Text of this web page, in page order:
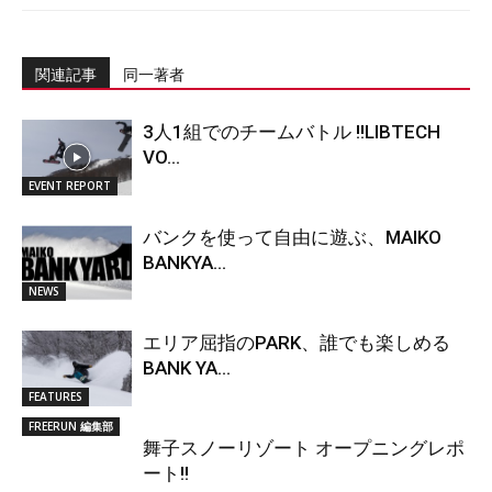
関連記事 同一著者
EVENT REPORT
3人1組でのチームバトル !!LIBTECH
VO...
NEWS
バンクを使って自由に遊ぶ、MAIKO
BANKYA...
FEATURES
エリア屈指のPARK、誰でも楽しめる
BANK YA...
FREERUN 編集部
舞子スノーリゾート オープニングレポ
ート!!